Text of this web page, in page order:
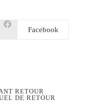
Facebook
RETOUR
DE RETOUR